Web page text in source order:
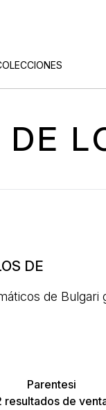
DE
de
Parentesi
resultados de